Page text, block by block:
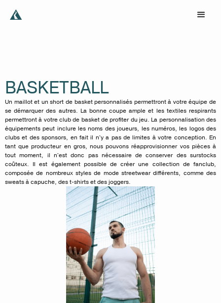
BASKETBALL
Un maillot et un short de basket personnalisés permettront à votre équipe de
se démarquer des autres. La bonne coupe ample et les textiles respirants
permettront à votre club de basket de profiter du jeu. La personnalisation des
équipements peut inclure les noms des joueurs, les numéros, les logos des
clubs et des sponsors, en fait il n'y a pas de limites à votre conception. En
tant que producteur en gros, nous pouvons réapprovisionner vos pièces à
tout moment, il n'est donc pas nécessaire de conserver des surstocks
coûteux. Il est également possible de créer une collection de fanclub,
composée de nombreux styles de mode streetwear différents, comme des
sweats à capuche, des t-shirts et des joggers.